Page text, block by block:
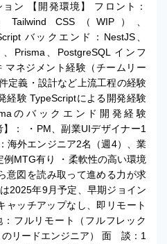
ン 【開発環境】 フロント：
Tailwind CSS（WIP）、
バックエンド：NestJS、
Prisma、PostgreSQL インフ
マネジメント経験（チームリー
定義・設計など上流工程の経験
経験 TypeScriptによる開発経験
のバックエンド開発経験
： ・PM、副業UIデザイナー1
海外エンジニア2名（週4）、業
MTG有り ・柔軟性の高い環境
意図を読み取って進める力が求
2025年9月予定、早期ジョイン
ャッチアップなし、即リモート
フルリモート（フルフレック
リードエンジニア） 面 談：1